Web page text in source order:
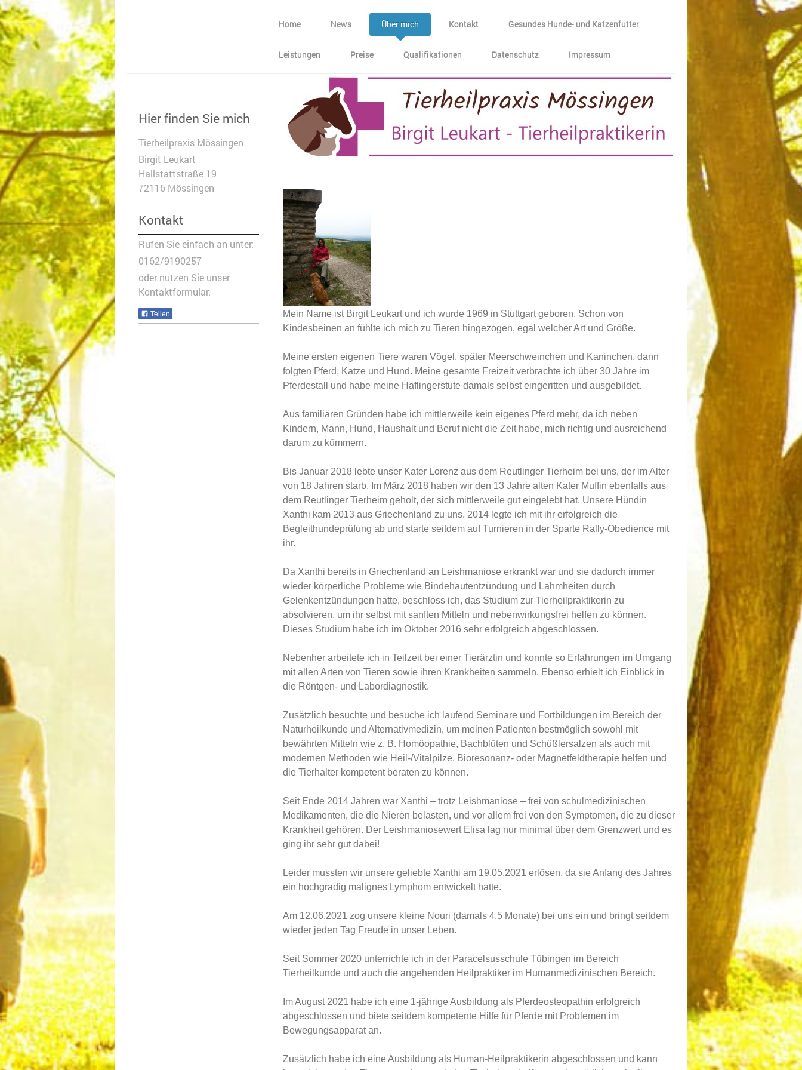
Home News Über mich Kontakt Gesundes Hunde- und Katzenfutter
Leistungen Preise Qualifikationen Datenschutz Impressum
Tierheilpraxis Mössingen Birgit Leukart
Mein Name ist Birgit Leukart und ich wurde 1969 in Stuttgart geboren. Schon von
Kindesbeinen an fühlte ich mich zu Tieren hingezogen, egal welcher Art und Größe.
Meine ersten eigenen Tiere waren Vögel, später Meerschweinchen und Kaninchen, dann
folgten Pferd, Katze und Hund. Meine gesamte Freizeit verbrachte ich über 30 Jahre im
Pferdestall und habe meine Haflingerstute damals selbst eingeritten und ausgebildet.
Aus familiären Gründen habe ich mittlerweile kein eigenes Pferd mehr, da ich neben
Kindern, Mann, Hund, Haushalt und Beruf nicht die Zeit habe, mich richtig und ausreichend
darum zu kümmern.
Bis Januar 2018 lebte unser Kater Lorenz aus dem Reutlinger Tierheim bei uns, der im Alter
von 18 Jahren starb. Im März 2018 haben wir den 13 Jahre alten Kater Muffin ebenfalls aus
dem Reutlinger Tierheim geholt, der sich mittlerweile gut eingelebt hat. Unsere Hündin
Xanthi kam 2013 aus Griechenland zu uns. 2014 legte ich mit ihr erfolgreich die
Begleithundeprüfung ab und starte seitdem auf Turnieren in der Sparte Rally-Obedience mit
ihr.
Da Xanthi bereits in Griechenland an Leishmaniose erkrankt war und sie dadurch immer
wieder körperliche Probleme wie Bindehautentzündung und Lahmheiten durch
Gelenkentzündungen hatte, beschloss ich, das Studium zur Tierheilpraktikerin zu
absolvieren, um ihr selbst mit sanften Mitteln und nebenwirkungsfrei helfen zu können.
Dieses Studium habe ich im Oktober 2016 sehr erfolgreich abgeschlossen.
Nebenher arbeitete ich in Teilzeit bei einer Tierärztin und konnte so Erfahrungen im Umgang
mit allen Arten von Tieren sowie ihren Krankheiten sammeln. Ebenso erhielt ich Einblick in
die Röntgen- und Labordiagnostik.
Zusätzlich besuchte und besuche ich laufend Seminare und Fortbildungen im Bereich der
Naturheilkunde und Alternativmedizin, um meinen Patienten bestmöglich sowohl mit
bewährten Mitteln wie z. B. Homöopathie, Bachblüten und Schüßlersalzen als auch mit
modernen Methoden wie Heil-/Vitalpilze, Bioresonanz- oder Magnetfeldtherapie helfen und
die Tierhalter kompetent beraten zu können.
Seit Ende 2014 Jahren war Xanthi – trotz Leishmaniose – frei von schulmedizinischen
Medikamenten, die die Nieren belasten, und vor allem frei von den Symptomen, die zu dieser
Krankheit gehören. Der Leishmaniosewert Elisa lag nur minimal über dem Grenzwert und es
ging ihr sehr gut dabei!
Leider mussten wir unsere geliebte Xanthi am 19.05.2021 erlösen, da sie Anfang des Jahres
ein hochgradig malignes Lymphom entwickelt hatte.
Am 12.06.2021 zog unsere kleine Nouri (damals 4,5 Monate) bei uns ein und bringt seitdem
wieder jeden Tag Freude in unser Leben.
Seit Sommer 2020 unterrichte ich in der Paracelsusschule Tübingen im Bereich
Tierheilkunde und auch die angehenden Heilpraktiker im Humanmedizinischen Bereich.
Im August 2021 habe ich eine 1-jährige Ausbildung als Pferdeosteopathin erfolgreich
abgeschlossen und biete seitdem kompetente Hilfe für Pferde mit Problemen im
Bewegungsapparat an.
Zusätzlich habe ich eine Ausbildung als Human-Heilpraktikerin abgeschlossen und kann
Hier finden Sie mich
Tierheilpraxis Mössingen
Birgit Leukart
Hallstattstraße 19
72116 Mössingen
Kontakt
Rufen Sie einfach an unter:
0162/9190257
oder nutzen Sie unser
Kontaktformular.
Teilen